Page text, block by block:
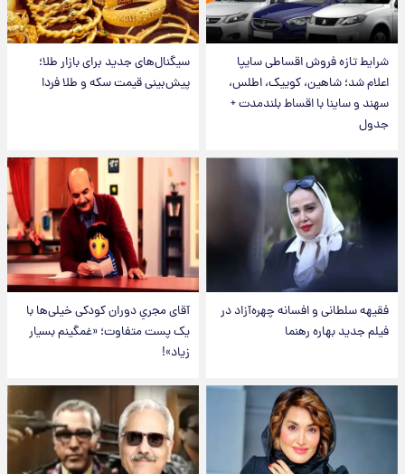
شرایط تازه فروش اقساطی سایپا
اعلام شد؛ شاهین، کوییک، اطلس،
سهند و ساینا با اقساط بلندمدت +
جدول
سیگنال‌های جدید برای بازار طلا؛
پیش‌بینی قیمت سکه و طلا فردا
فقیهه سلطانی و افسانه چهره‌آزاد در
فیلم جدید بهاره رهنما
آقای مجریِ دوران کودکی خیلی‌ها با
یک پست متفاوت؛ «غمگینم بسیار
زیاد»!